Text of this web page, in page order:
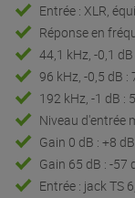
Entrée : XLR,
Réponse en
44,1 kHz, -0,1
96 kHz, -0,5 dB :
192 kHz, -1 dB :
Niveau d'entrée
Gain 0 dB : +8
Gain 65 dB : -57
Entrée : jack TS